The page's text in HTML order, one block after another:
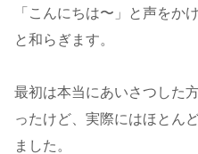
「こんにちは〜」と声をか
と和らぎます。
最初は本当にあいさつした
ったけど、実際にはほとん
ました。